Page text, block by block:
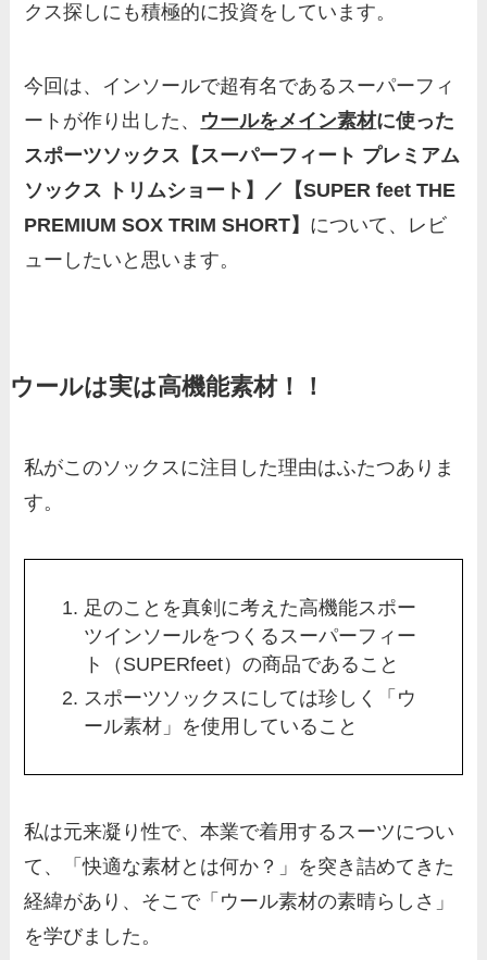
クス探しにも積極的に投資をしています。
今回は、インソールで超有名であるスーパーフィ
ートが作り出した、 ウールをメイン素材に使った
スポーツソックス【スーパーフィート プレミアム
ソックス トリムショート】／【SUPER feet THE
PREMIUM SOX TRIM SHORT】 について、レビ
ューしたいと思います。
ウールは実は高機能素材！！
私がこのソックスに注目した理由はふたつありま
す。
足のことを真剣に考えた高機能スポー
ツインソールをつくるスーパーフィー
ト（SUPERfeet）の商品であること
スポーツソックスにしては珍しく「ウ
ール素材」を使用していること
私は元来凝り性で、本業で着用するスーツについ
て、「快適な素材とは何か？」を突き詰めてきた
経緯があり、そこで「ウール素材の素晴らしさ」
を学びました。